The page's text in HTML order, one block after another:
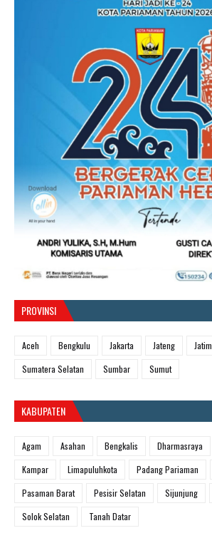
PROVINSI
Aceh Bengkulu Jakarta Jateng Jatim
Sumatera Selatan
Sumbar Sumut
KABUPATEN
Agam Asahan Bengkalis Dharmasraya
Kampar
Limapuluhkota Padang Pariaman
Pasaman Barat
Pesisir Selatan Sijunjung
Solok Selatan
Tanah Datar